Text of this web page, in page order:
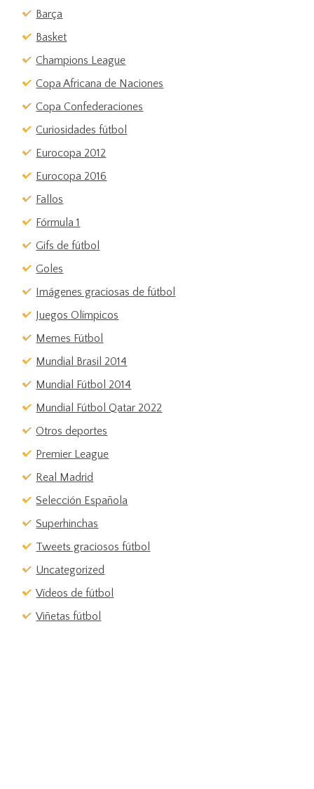
Barça
Basket
Champions League
Copa Africana de Naciones
Copa Confederaciones
Curiosidades fútbol
Eurocopa 2012
Eurocopa 2016
Fallos
Fórmula 1
Gifs de fútbol
Goles
Imágenes graciosas de fútbol
Juegos Olímpicos
Memes Fútbol
Mundial Brasil 2014
Mundial Fútbol 2014
Mundial Fútbol Qatar 2022
Otros deportes
Premier League
Real Madrid
Selección Española
Superhinchas
Tweets graciosos fútbol
Uncategorized
Vídeos de fútbol
Viñetas fútbol